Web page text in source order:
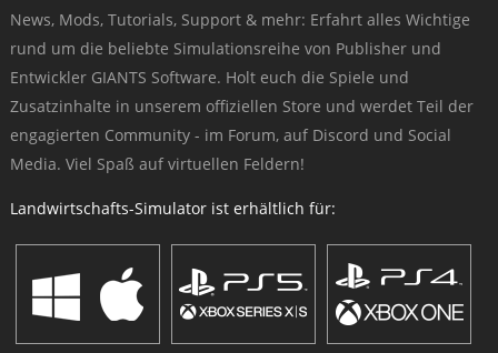
News, Mods, Tutorials, Support & mehr: Erfahrt alles Wichtige
rund um die beliebte Simulationsreihe von Publisher und
Entwickler GIANTS Software. Holt euch die Spiele und
Zusatzinhalte in unserem offiziellen Store und werdet Teil der
engagierten Community - im Forum, auf Discord und Social
Media. Viel Spaß auf virtuellen Feldern!
Landwirtschafts-Simulator ist erhältlich für: